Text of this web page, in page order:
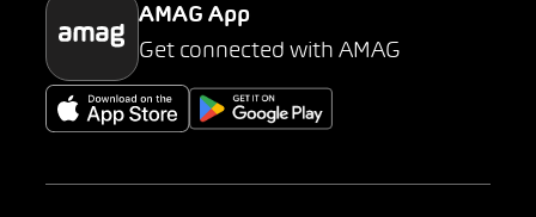
AMAG App
Get connected with AMAG